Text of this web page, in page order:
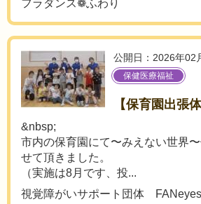
フラダンス❁ふわり
公開日：2026年02
保健医療福祉
【保育園出張
&nbsp;
市内の保育園にて〜みえない世界
せて頂きました。
（実施は8月です、投...
視覚障がいサポート団体 FANeyes